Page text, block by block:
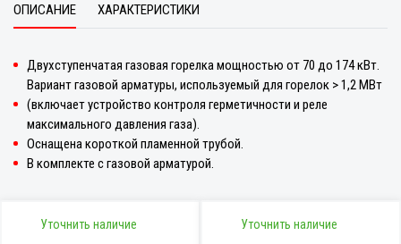
ОПИСАНИЕ ХАРАКТЕРИСТИКИ
Двухступенчатая газовая горелка мощностью от 70 до 174 кВт.
Вариант газовой арматуры, используемый для горелок > 1,2 МВт
(включает устройство контроля герметичности и реле
максимального давления газа).
Оснащена короткой пламенной трубой.
В комплекте с газовой арматурой.
Уточнить наличие Уточнить наличие